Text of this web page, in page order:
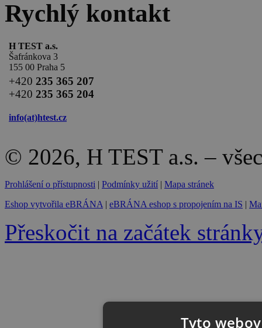
Rychlý kontakt
H TEST a.s.
Šafránkova 3
155 00 Praha 5
+420 235 365 207
+420 235 365 204
info(at)htest.cz
© 2026, H TEST a.s. –
Prohlášení o přístupnosti | Podmínky užití | Mapa stránek
Eshop vytvořila eBRÁNA | eBRÁNA eshop s propojením na IS |
Přeskočit na začátek
Tyto